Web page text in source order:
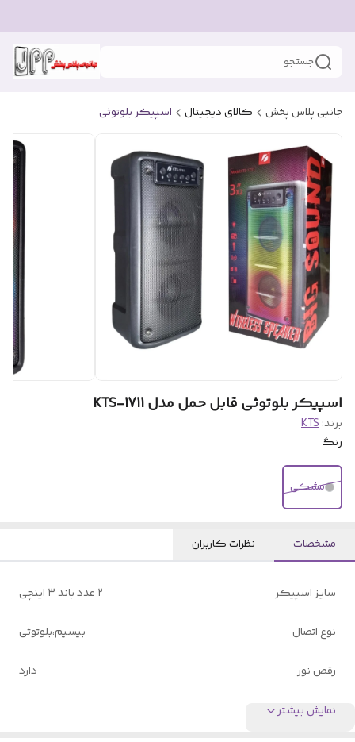
جستجو
جانبی پلاس پخش کالای دیجیتال اسپیکر بلوتوثی
اسپیکر بلوتوثی قابل حمل مدل KTS-1711
برند:KTS
رنگ
مشکی
مشخصات نظرات کاربران
سایز اسپیکر ۲ عدد باند ۳ اینچی
نوع اتصال بیسیم،بلوتوثی
رقص نور دارد
نمایش بیشتر